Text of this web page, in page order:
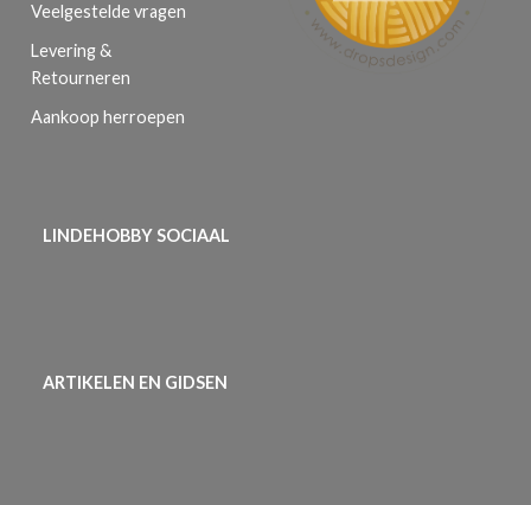
Veelgestelde vragen
Levering &
Retourneren
Aankoop herroepen
LINDEHOBBY SOCIAAL
ARTIKELEN EN GIDSEN